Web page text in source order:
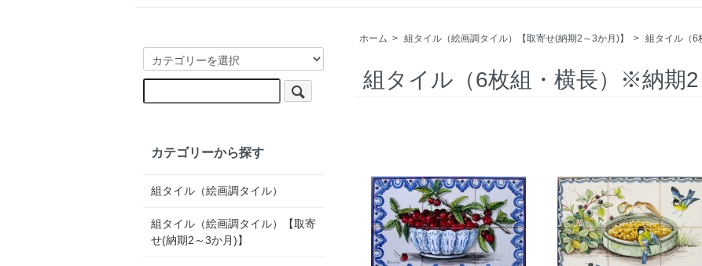
ホーム > 組タイル（絵画調タイル）【取寄せ(納期2～3か月)】 > 組タイル（6
組タイル（6枚組・横長）※納期2
カテゴリーから探す
組タイル（絵画調タイル）
組タイル（絵画調タイル）【取寄
せ(納期2～3か月)】